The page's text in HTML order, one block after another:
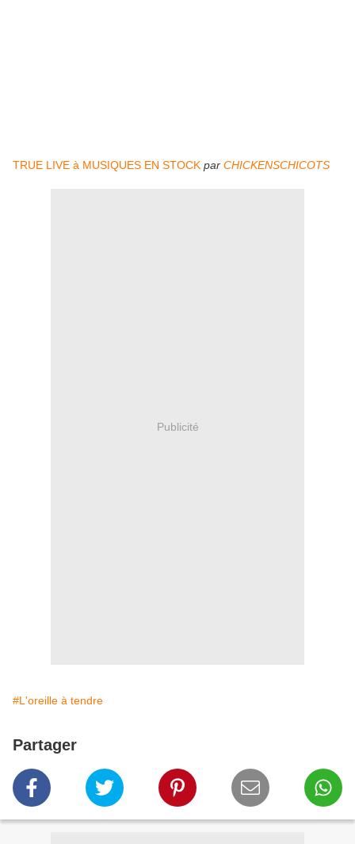
TRUE LIVE à MUSIQUES EN STOCK par CHICKENSCHICOTS
Publicité
#L'oreille à tendre
Partager